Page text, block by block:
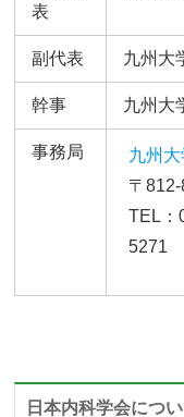
表
副代表 九州
幹事 九州
事務局
九州
〒
TEL：
5271
日本内科学会につ